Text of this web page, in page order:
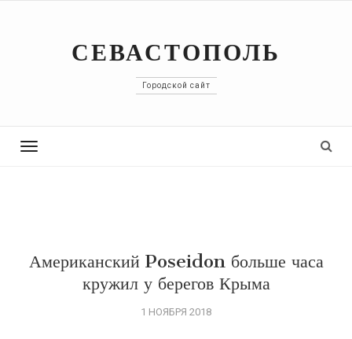
СЕВАСТОПОЛЬ
Городской сайт
Toggle
Американский Poseidon больше часа
кружил у берегов Крыма
1 НОЯБРЯ 2018